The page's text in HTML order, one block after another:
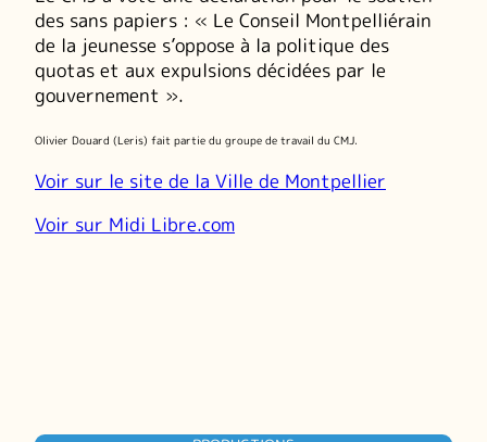
des sans papiers : « Le Conseil Montpelliérain
de la jeunesse s’oppose à la politique des
quotas et aux expulsions décidées par le
gouvernement ».
Olivier Douard (Leris) fait partie du groupe de travail du CMJ.
Voir sur le site de la Ville de Montpellier
Voir sur Midi Libre.com